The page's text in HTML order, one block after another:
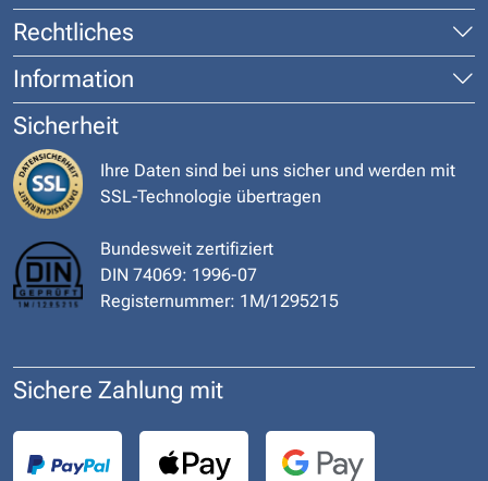
Rechtliches
Information
Sicherheit
Ihre Daten sind bei uns sicher und werden mit
SSL-Technologie übertragen
Bundesweit zertifiziert
DIN 74069: 1996-07
Registernummer: 1M/1295215
Sichere Zahlung mit